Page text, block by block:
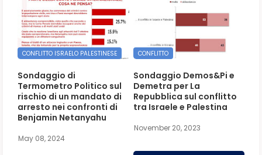
CONFLITTO ISRAELO PALESTINESE
Sondaggio di
Termometro Politico sul
rischio di un mandato di
arresto nei confronti di
Benjamin Netanyahu
May 08, 2024
CONFLITTO
Sondaggio Demos&Pi e
Demetra per La
Repubblica sul conflitto
tra Israele e Palestina
November 20, 2023